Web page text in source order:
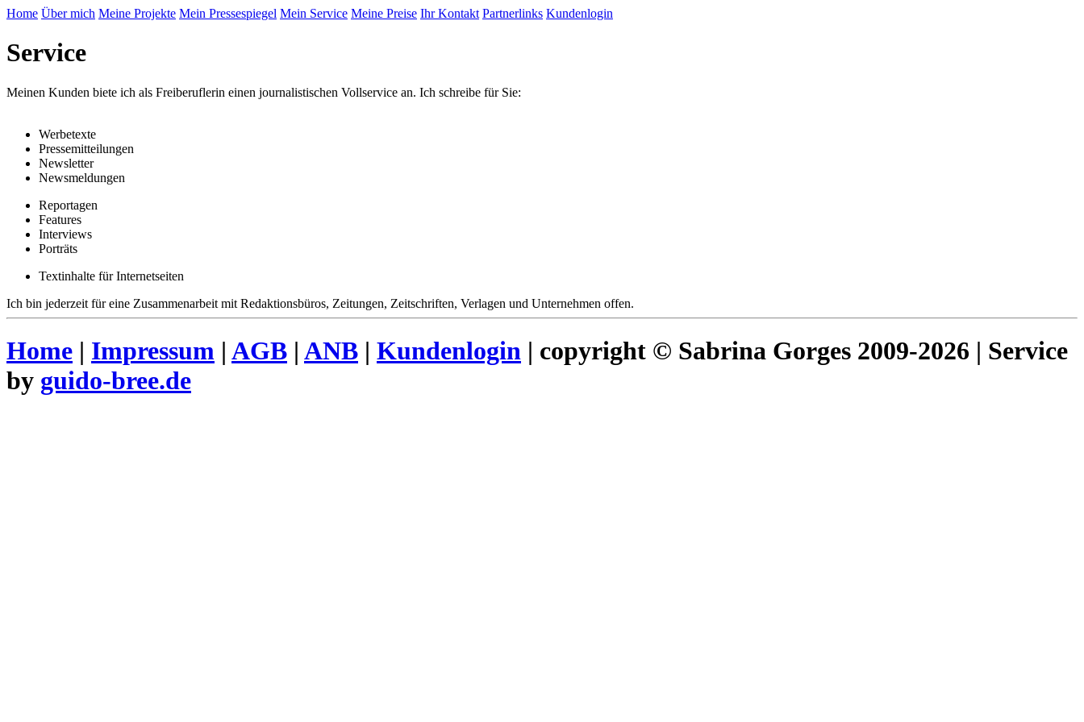
Home Über mich Meine Projekte Mein Pressespiegel Mein Service Meine Preise Ihr Kontakt Partnerlinks Kundenlogin
Service
Meinen Kunden biete ich als Freiberuflerin einen journalistischen Vollservice an. Ich schreibe für Sie:
Werbetexte
Pressemitteilungen
Newsletter
Newsmeldungen
Reportagen
Features
Interviews
Porträts
Textinhalte für Internetseiten
Ich bin jederzeit für eine Zusammenarbeit mit Redaktionsbüros, Zeitungen, Zeitschriften, Verlagen und Unternehmen offen.
Home | Impressum | AGB | ANB | Kundenlogin | copyright © Sabrina Gorges 2009-2026 | Service
by guido-bree.de